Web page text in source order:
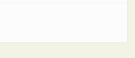
de gabinetes: compromiso, honestidad